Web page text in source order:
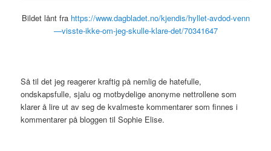
Bildet lånt fra https://www.dagbladet.no/kjendis/hyllet-avdod-venn
—visste-ikke-om-jeg-skulle-klare-det/70341647
Så til det jeg reagerer kraftig på nemlig de hatefulle,
ondskapsfulle, sjalu og motbydelige anonyme nettrollene som
klarer å lire ut av seg de kvalmeste kommentarer som finnes i
kommentarer på bloggen til Sophie Elise.